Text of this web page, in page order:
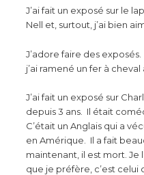
J’ai fait un exposé sur le
Nell et, surtout, j’ai bien
J’adore faire des
j’ai ramené un fer à cheval
J’ai fait un exposé sur
depuis 3 ans. Il était
C’était un Anglais qui a
en Amérique. Il a fait
maintenant, il est mort. Je
que je préfère, c’est celui